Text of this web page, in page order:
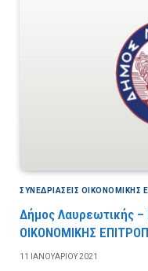
ΣΥΝΕΔΡΙΆΣΕΙΣ ΟΙΚΟΝΟΜΙΚΉΣ
Δήμος Λαυρεωτικής
ΟΙΚΟΝΟΜΙΚΗΣ
11 ΙΑΝΟΥΑΡΊΟΥ 2021